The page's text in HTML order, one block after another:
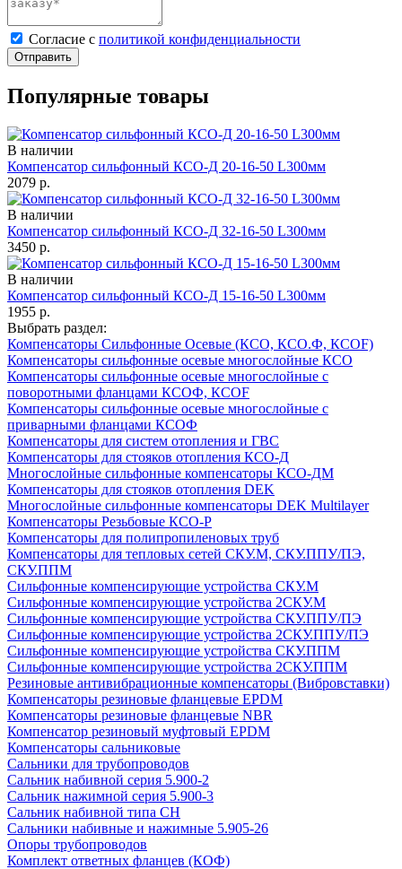
Cогласие с политикой конфиденциальности
Отправить
Популярные товары
В наличии
Компенсатор сильфонный КСО-Д 20-16-50 L300мм
2079 р.
В наличии
Компенсатор сильфонный КСО-Д 32-16-50 L300мм
3450 р.
В наличии
Компенсатор сильфонный КСО-Д 15-16-50 L300мм
1955 р.
Выбрать раздел:
Компенсаторы Сильфонные Осевые (КСО, КСО.Ф, КСОF)
Компенсаторы сильфонные осевые многослойные КСО
Компенсаторы сильфонные осевые многослойные с
поворотными фланцами КСОФ, КСОF
Компенсаторы сильфонные осевые многослойные с
приварными фланцами КСОФ
Компенсаторы для систем отопления и ГВС
Компенсаторы для стояков отопления КСО-Д
Многослойные сильфонные компенсаторы КСО-ДМ
Компенсаторы для стояков отопления DEK
Многослойные сильфонные компенсаторы DEK Multilayer
Компенсаторы Резьбовые КСО-Р
Компенсаторы для полипропиленовых труб
Компенсаторы для тепловых сетей СКУ.М, СКУ.ППУ/ПЭ,
СКУ.ППМ
Сильфонные компенсирующие устройства СКУ.М
Сильфонные компенсирующие устройства 2СКУ.М
Сильфонные компенсирующие устройства СКУ.ППУ/ПЭ
Сильфонные компенсирующие устройства 2СКУ.ППУ/ПЭ
Сильфонные компенсирующие устройства СКУ.ППМ
Сильфонные компенсирующие устройства 2СКУ.ППМ
Резиновые антивибрационные компенсаторы (Вибровставки)
Компенсаторы резиновые фланцевые EPDM
Компенсаторы резиновые фланцевые NBR
Компенсатор резиновый муфтовый EPDM
Компенсаторы сальниковые
Сальники для трубопроводов
Сальник набивной серия 5.900-2
Сальник нажимной серия 5.900-3
Сальник набивной типа СН
Сальники набивные и нажимные 5.905-26
Опоры трубопроводов
Комплект ответных фланцев (КОФ)